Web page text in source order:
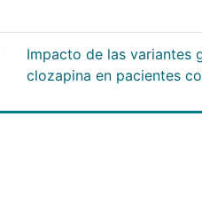
Impacto de las variantes
clozapina en pacientes